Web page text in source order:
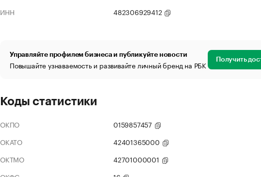
ИНН
482306929412
Управляйте профилем бизнеса и публикуйте новости
Повышайте узнаваемость и развивайте личный бренд на РБК Получить
Коды статистики
ОКПО
0159857457
ОКАТО
42401365000
ОКТМО
42701000001